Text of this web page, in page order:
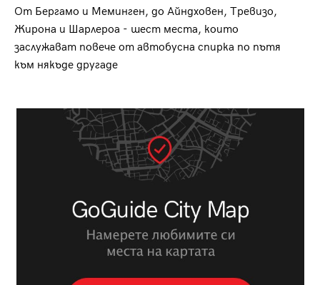
От Бергамо и Меминген, до Айндховен, Тревизо,
Жирона и Шарлероа - шест места, които
заслужават повече от автобусна спирка по пътя
към някъде другаде